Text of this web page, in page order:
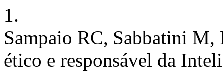
1.
Sampaio RC, Sabbatini
ético e responsável da